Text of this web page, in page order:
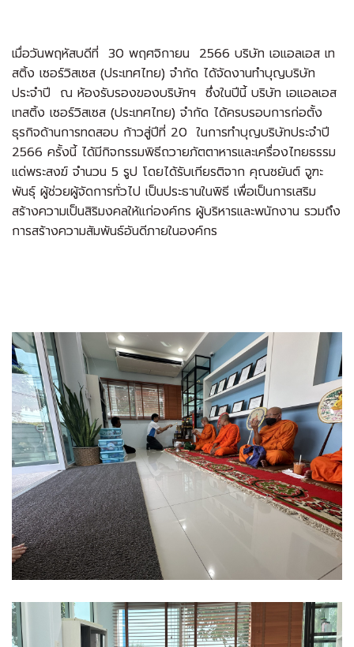
เมื่อวันพฤหัสบดีที่ 30 พฤศจิกายน 2566 บริษัท เอแอลเอส เท
สติ้ง เซอร์วิสเซส (ประเทศไทย) จำกัด ได้จัดงานทำบุญบริษัท
ประจำปี ณ ห้องรับรองของบริษัทฯ ซึ่งในปีนี้ บริษัท เอแอลเอส
เทสติ้ง เซอร์วิสเซส (ประเทศไทย) จำกัด ได้ครบรอบการก่อตั้ง
ธุรกิจด้านการทดสอบ ก้าวสู่ปีที่ 20 ในการทำบุญบริษัทประจำปี
2566 ครั้งนี้ ได้มีกิจกรรมพิธีถวายภัตตาหารและเครื่องไทยธรรม
แด่พระสงฆ์ จำนวน 5 รูป โดยได้รับเกียรติจาก คุณชยันต์ จูฑะ
พันธุ์ ผู้ช่วยผู้จัดการทั่วไป เป็นประธานในพิธี เพื่อเป็นการเสริม
สร้างความเป็นสิริมงคลให้แก่องค์กร ผู้บริหารและพนักงาน รวมถึง
การสร้างความสัมพันธ์อันดีภายในองค์กร